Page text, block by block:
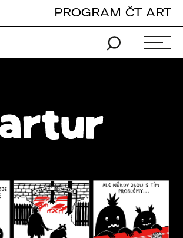
PROGRAM ČT ART